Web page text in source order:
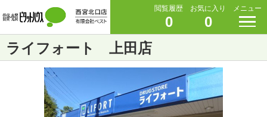
閲覧履歴
0
お気に入り
0
メニュー
ライフォート 上田店